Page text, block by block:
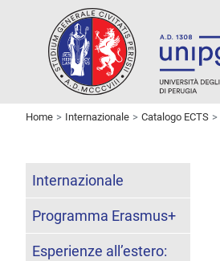
Home Internazionale Catalogo ECTS
Internazionale
Programma Erasmus+
Esperienze all’estero: